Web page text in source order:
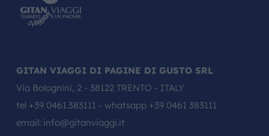
GITAN VIAGGI DI PAGINE DI GUSTO SRL
Via Bolognini, 2 - 38122 TRENTO - ITALY
tel +39 0461.383111 - whatsapp +39 0461 383111
email: info@gitanviaggi.it